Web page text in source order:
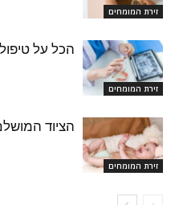
זירת המומחים
זירת המומחים
הכל על
זירת המומחים
הציוד